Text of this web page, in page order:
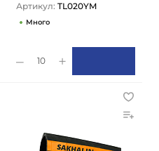
Артикул: TL020YM
Много
10